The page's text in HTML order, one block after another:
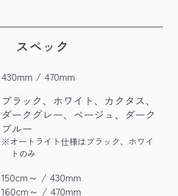
スペック
430mm / 470mm
ブラック、ホワイト、カクタス、
ダークグレー、ベージュ、ダーク
ブルー
※オートライト仕様はブラック、ホワイ
トのみ
150cm～ / 430mm
160cm～ / 470mm